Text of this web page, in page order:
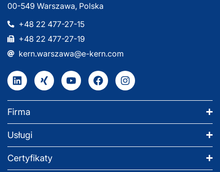
00-549 Warszawa, Polska
+48 22 477-27-15
+48 22 477-27-19
kern.warszawa@e-kern.com
Firma
Usługi
Certyfikaty